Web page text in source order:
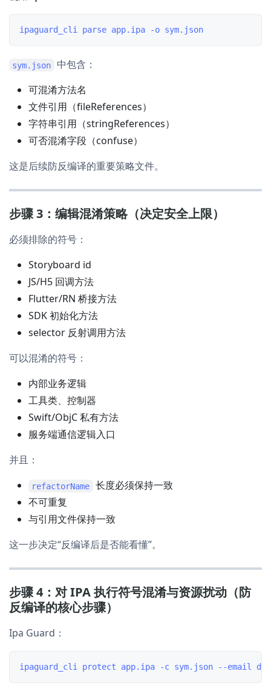
sym.json
中包含：
可混淆方法名
文件引用（fileReferences）
字符串引用（stringReferences）
可否混淆字段（confuse）
这是后续防反编译的重要策略文件。
步骤 3：编辑混淆策略（决定安全上限）
必须排除的符号：
Storyboard id
JS/H5 回调方法
Flutter/RN 桥接方法
SDK 初始化方法
selector 反射调用方法
可以混淆的符号：
内部业务逻辑
工具类、控制器
Swift/ObjC 私有方法
服务端通信逻辑入口
并且：
refactorName
长度必须保持一致
不可重复
与引用文件保持一致
这一步决定“反编译后是否能看懂”。
步骤 4：对 IPA 执行符号混淆与资源扰动（防
反编译的核心步骤）
Ipa Guard：